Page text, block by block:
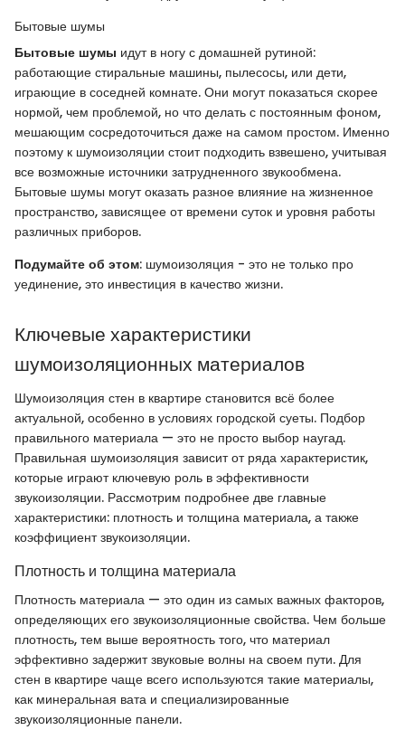
Бытовые шумы
Бытовые шумы идут в ногу с домашней рутиной:
работающие стиральные машины, пылесосы, или дети,
играющие в соседней комнате. Они могут показаться скорее
нормой, чем проблемой, но что делать с постоянным фоном,
мешающим сосредоточиться даже на самом простом. Именно
поэтому к шумоизоляции стоит подходить взвешено, учитывая
все возможные источники затрудненного звукообмена.
Бытовые шумы могут оказать разное влияние на жизненное
пространство, зависящее от времени суток и уровня работы
различных приборов.
Подумайте об этом: шумоизоляция - это не только про
уединение, это инвестиция в качество жизни.
Ключевые характеристики
шумоизоляционных материалов
Шумоизоляция стен в квартире становится всё более
актуальной, особенно в условиях городской суеты. Подбор
правильного материала — это не просто выбор наугад.
Правильная шумоизоляция зависит от ряда характеристик,
которые играют ключевую роль в эффективности
звукоизоляции. Рассмотрим подробнее две главные
характеристики: плотность и толщина материала, а также
коэффициент звукоизоляции.
Плотность и толщина материала
Плотность материала — это один из самых важных факторов,
определяющих его звукоизоляционные свойства. Чем больше
плотность, тем выше вероятность того, что материал
эффективно задержит звуковые волны на своем пути. Для
стен в квартире чаще всего используются такие материалы,
как минеральная вата и специализированные
звукоизоляционные панели.